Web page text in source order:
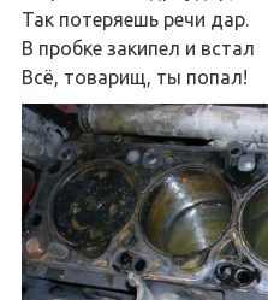
Так потеряешь речи дар.
В пробке закипел и встал
Всё, товарищ, ты попал!